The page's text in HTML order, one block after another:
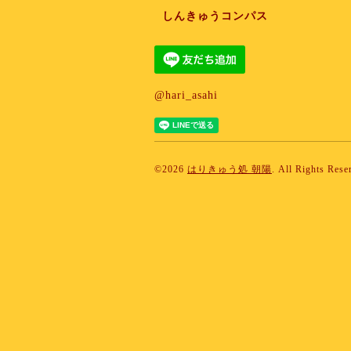
しんきゅうコンパス
@hari_asahi
©2026 はりきゅう処 朝陽. All Rights